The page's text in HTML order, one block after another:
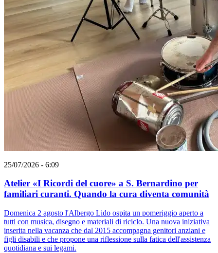
25/07/2026 - 6:09
Atelier «I Ricordi del cuore» a S. Bernardino per
familiari curanti. Quando la cura diventa comunità
Domenica 2 agosto l'Albergo Lido ospita un pomeriggio aperto a
tutti con musica, disegno e materiali di riciclo. Una nuova iniziativa
inserita nella vacanza che dal 2015 accompagna genitori anziani e
figli disabili e che propone una riflessione sulla fatica dell'assistenza
quotidiana e sui legami.